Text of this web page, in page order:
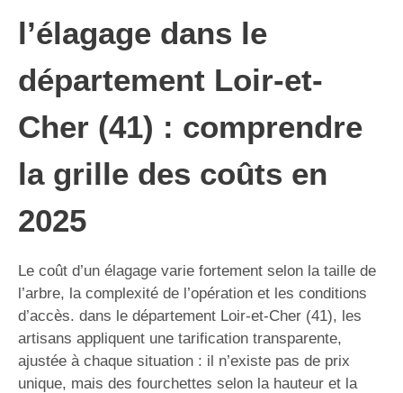
l’élagage dans le
département Loir-et-
Cher (41) : comprendre
la grille des coûts en
2025
Le coût d’un élagage varie fortement selon la taille de
l’arbre, la complexité de l’opération et les conditions
d’accès. dans le département Loir-et-Cher (41), les
artisans appliquent une tarification transparente,
ajustée à chaque situation : il n’existe pas de prix
unique, mais des fourchettes selon la hauteur et la